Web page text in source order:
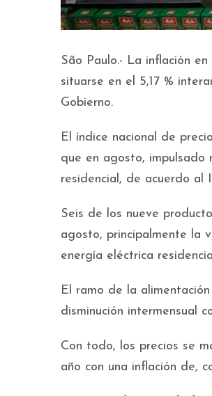
São Paulo.- La inflación
situarse en el 5,17 %
Gobierno.
El índice nacional de
que en agosto, impulsado
residencial, de acuerdo
Seis de los nueve
agosto, principalmente la
energía eléctrica
El ramo de la
disminución intermensual
Con todo, los precios se
año con una inflación de,